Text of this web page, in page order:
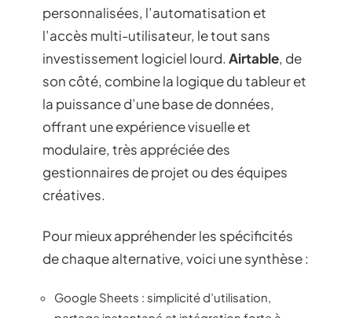
personnalisées, l’automatisation et
l’accès multi-utilisateur, le tout sans
investissement logiciel lourd. Airtable, de
son côté, combine la logique du tableur et
la puissance d’une base de données,
offrant une expérience visuelle et
modulaire, très appréciée des
gestionnaires de projet ou des équipes
créatives.
Pour mieux appréhender les spécificités
de chaque alternative, voici une synthèse :
Google Sheets : simplicité d’utilisation,